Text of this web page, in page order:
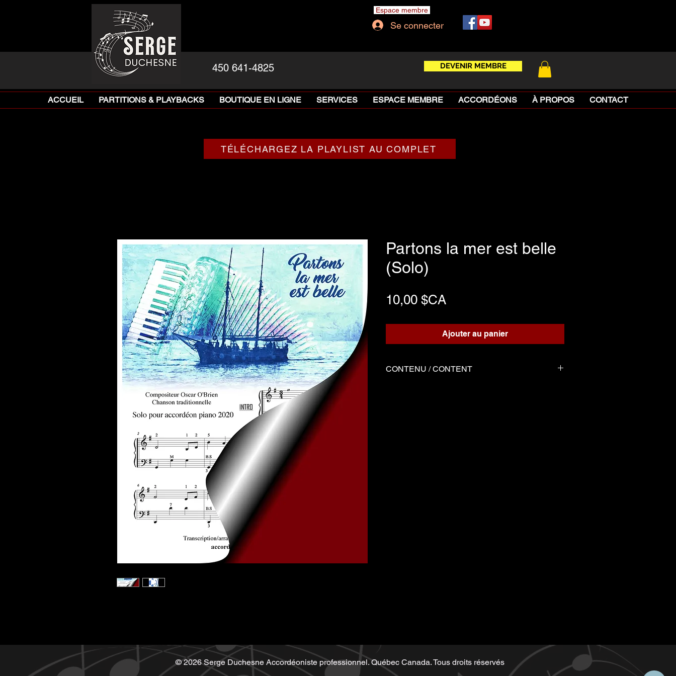
450 641-4825 DEVENIR MEMBRE
Se connecter
Espace membre
ACCUEIL PARTITIONS & PLAYBACKS BOUTIQUE EN LIGNE SERVICES ESPACE MEMBRE ACCORDÉONS À PROPOS CONTACT
TÉLÉCHARGEZ LA PLAYLIST AU COMPLET
Partons la mer est belle
(Solo)
10,00 $CAPrix
Ajouter au panier
CONTENU / CONTENT
© 2026 Serge Duchesne Accordéoniste professionnel. Québec Canada. Tous droits réservés